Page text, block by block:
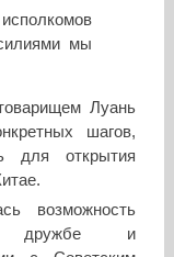
мы
Луань
шагов,
для открытия
возможность
дружбе и